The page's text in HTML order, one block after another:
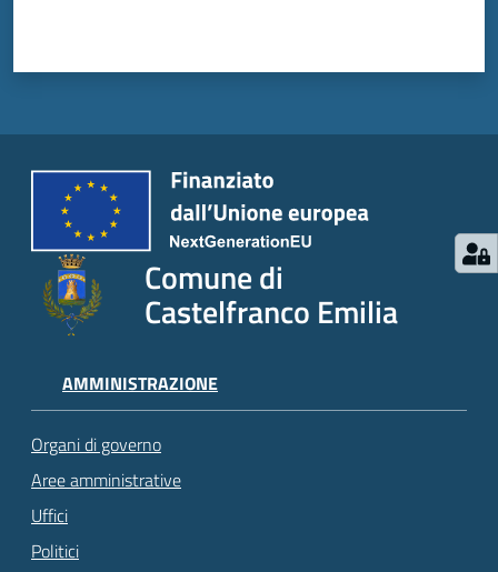
Comune di
Castelfranco Emilia
AMMINISTRAZIONE
Organi di governo
Aree amministrative
Uffici
Politici